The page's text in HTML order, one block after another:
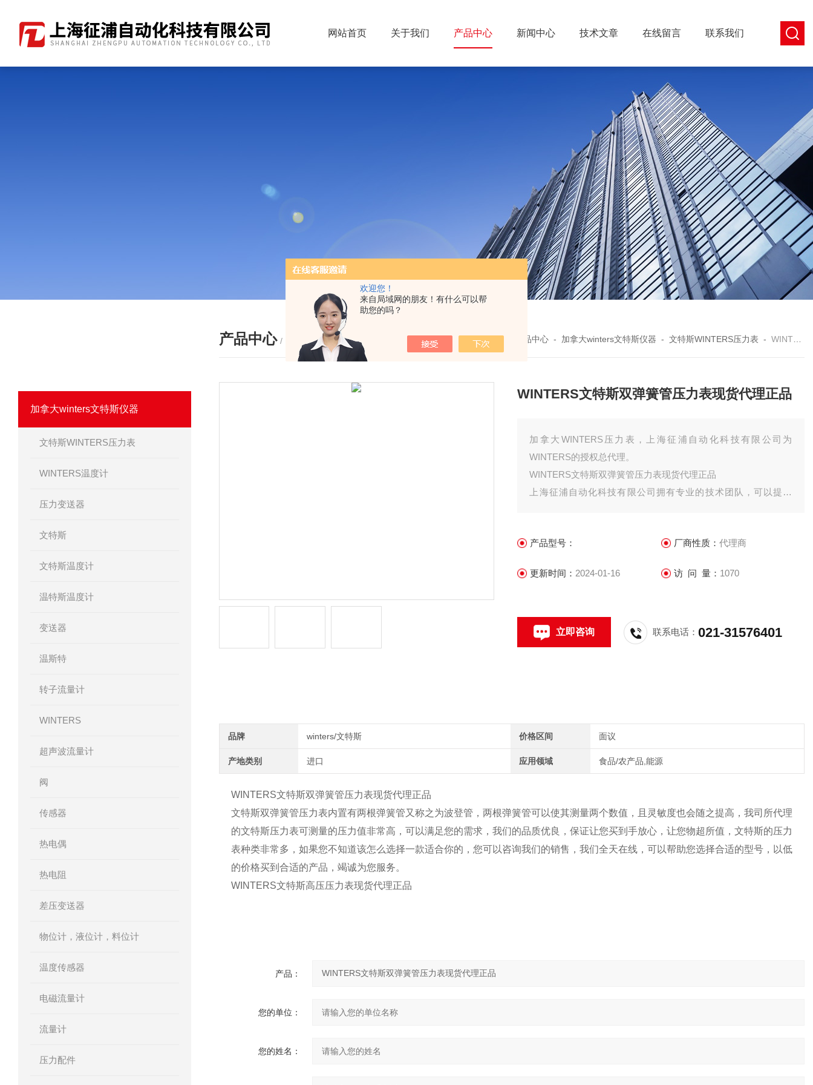
欢迎您！
来自局域网的朋友！有什么可以帮
助您的吗？
网站首页 关于我们 产品中心 新闻中心 技术文章 在线留言 联系我们
产品中心 / PRODUCTS 您的位置：首页 - 产品中心 - 加拿大winters文特斯仪器 -文特斯WINTERS压力表 -WINTERS文特斯双弹簧管压力表现货代理正品
WINTERS文特斯双弹簧管压力表现货代理正品
加拿大WINTERS压力表，上海征浦自动化科技有限公司为
WINTERS的授权总代理。
WINTERS文特斯双弹簧管压力表现货代理正品
上海征浦自动化科技有限公司拥有专业的技术团队，可以提供
专业技术服务，欢迎咨询，欢迎同行交流。
产品型号： 厂商性质： 代理商
更新时间： 2024-01-16 访 问 量： 1070
立即咨询 联系电话：021-31576401
品牌 winters/文特斯 价格区间 面议
产地类别 进口 应用领域 食品/农产品,能源
WINTERS文特斯双弹簧管压力表现货代理正品
文特斯双弹簧管压力表内置有两根弹簧管又称之为波登管，两根弹簧管可以使其测量两个数值，且灵敏度也会随之提高，我司所代理
的文特斯压力表可测量的压力值非常高，可以满足您的需求，我们的品质优良，保证让您买到手放心，让您物超所值，文特斯的压力
表种类非常多，如果您不知道该怎么选择一款适合你的，您可以咨询我们的销售，我们全天在线，可以帮助您选择合适的型号，以低
的价格买到合适的产品，竭诚为您服务。
WINTERS文特斯高压压力表现货代理正品
产品：
您的单位：
您的姓名：
加拿大winters文特斯仪器
文特斯WINTERS压力表
WINTERS温度计
压力变送器
文特斯
文特斯温度计
温特斯温度计
变送器
温斯特
转子流量计
WINTERS
超声波流量计
阀
传感器
热电偶
热电阻
差压变送器
物位计，液位计，料位计
温度传感器
电磁流量计
流量计
压力配件